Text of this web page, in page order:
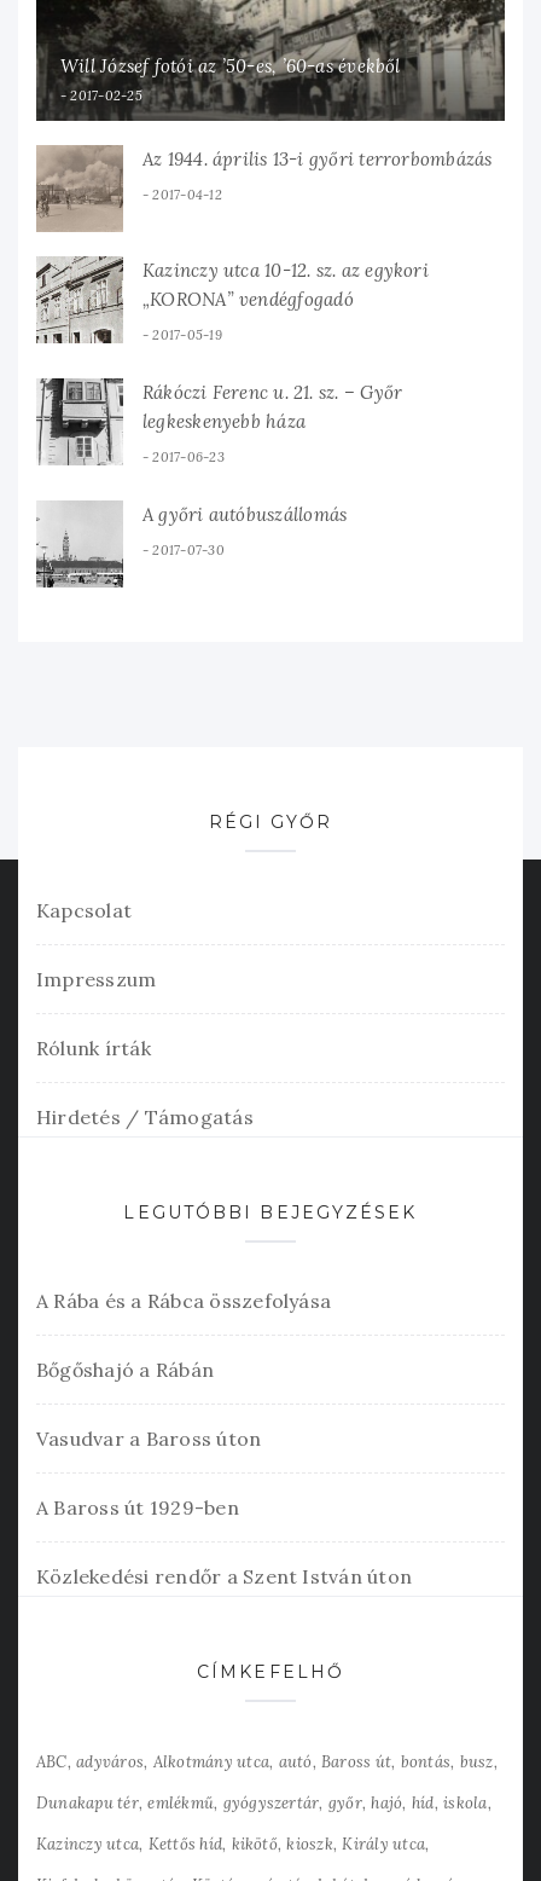
Will József fotói az ’50-es, ’60-as évekből
2017-02-25
Az 1944. április 13-i győri terrorbombázás
2017-04-12
Kazinczy utca 10-12. sz. az egykori
„KORONA” vendégfogadó
2017-05-19
Rákóczi Ferenc u. 21. sz. – Győr
legkeskenyebb háza
2017-06-23
A győri autóbuszállomás
2017-07-30
RÉGI GYŐR
Kapcsolat
Impresszum
Rólunk írták
Hirdetés / Támogatás
LEGUTÓBBI BEJEGYZÉSEK
A Rába és a Rábca összefolyása
Bőgőshajó a Rábán
Vasudvar a Baross úton
A Baross út 1929-ben
Közlekedési rendőr a Szent István úton
CÍMKEFELHŐ
ABC adyváros Alkotmány utca autó Baross út bontás busz
Dunakapu tér emlékmű gyógyszertár győr hajó híd iskola
Kazinczy utca Kettős híd kikötő kioszk Király utca